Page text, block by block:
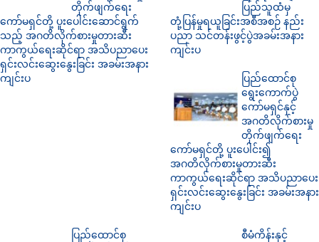
တိုက်ဖျက်ရေး
ကော်မရှင်တို့ ပူးပေါင်းဆောင်ရွက်
သည့် အဂတိလိုက်စားမှုတားဆီး
ကာကွယ်ရေးဆိုင်ရာ အသိပညာပေး
ရှင်းလင်းဆွေးနွေးခြင်း အခမ်းအနား
ကျင်းပ
ပြည်သူထံမှ
တုံ့ပြန်မှုရယူခြင်းအစီအစဉ် နည်း
ပညာ သင်တန်းဖွင့်ပွဲအခမ်းအနား
ကျင်းပ
ပြည်ထောင်စု
ရွေးကောက်ပွဲ
ကော်မရှင်နှင့်
အဂတိလိုက်စားမှု
တိုက်ဖျက်ရေး
ကော်မရှင်တို့ ပူးပေါင်း၍
အဂတိလိုက်စားမှုတားဆီး
ကာကွယ်ရေးဆိုင်ရာ အသိပညာပေး
ရှင်းလင်းဆွေးနွေးခြင်း အခမ်းအနား
ကျင်းပ
ပြည်ထောင်စု
စီမံကိန်းနှင့်